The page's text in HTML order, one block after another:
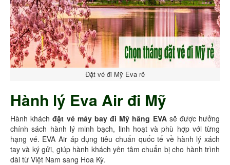
Đặt vé đi Mỹ Eva rẻ
Hành lý Eva Air đi Mỹ
Hành kháchđặt vé máy bay đi Mỹ hãng EVAsẽ được hưởng
chính sách hành lý minh bạch, linh hoạt và phù hợp với từng
hạng vé. EVA Air áp dụng tiêu chuẩn quốc tế về hành lý xách
tay và ký gửi, giúp hành khách yên tâm chuẩn bị cho hành trình
dài từ Việt Nam sang Hoa Kỳ.